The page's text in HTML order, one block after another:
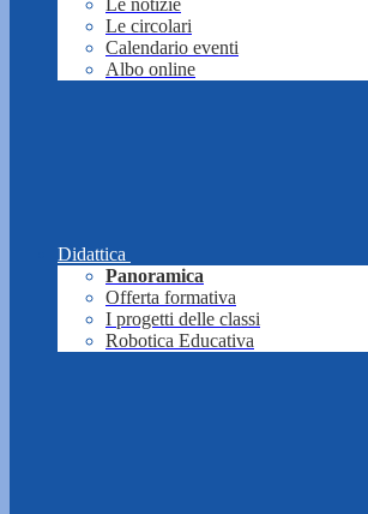
Le notizie
Le circolari
Calendario eventi
Albo online
Didattica
Panoramica
Offerta formativa
I progetti delle classi
Robotica Educativa